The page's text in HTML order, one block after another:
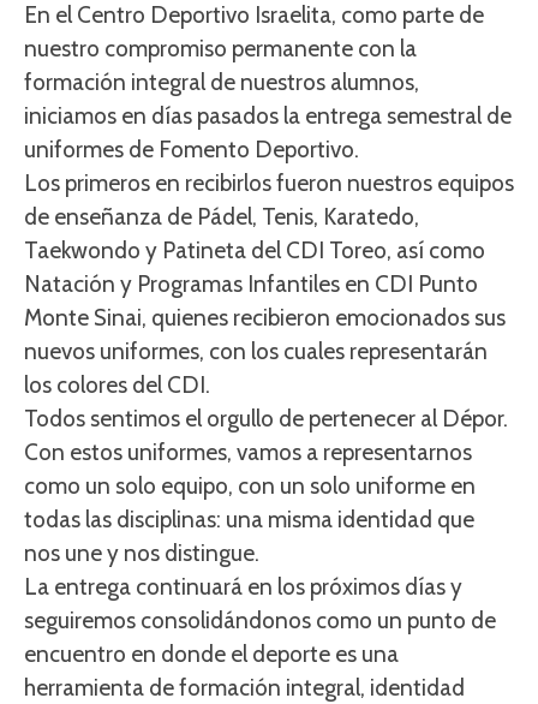
En el Centro Deportivo Israelita, como parte de
nuestro compromiso permanente con la
formación integral de nuestros alumnos,
iniciamos en días pasados la entrega semestral de
uniformes de Fomento Deportivo.
Los primeros en recibirlos fueron nuestros equipos
de enseñanza de Pádel, Tenis, Karatedo,
Taekwondo y Patineta del CDI Toreo, así como
Natación y Programas Infantiles en CDI Punto
Monte Sinai, quienes recibieron emocionados sus
nuevos uniformes, con los cuales representarán
los colores del CDI.
Todos sentimos el orgullo de pertenecer al Dépor.
Con estos uniformes, vamos a representarnos
como un solo equipo, con un solo uniforme en
todas las disciplinas: una misma identidad que
nos une y nos distingue.
La entrega continuará en los próximos días y
seguiremos consolidándonos como un punto de
encuentro en donde el deporte es una
herramienta de formación integral, identidad